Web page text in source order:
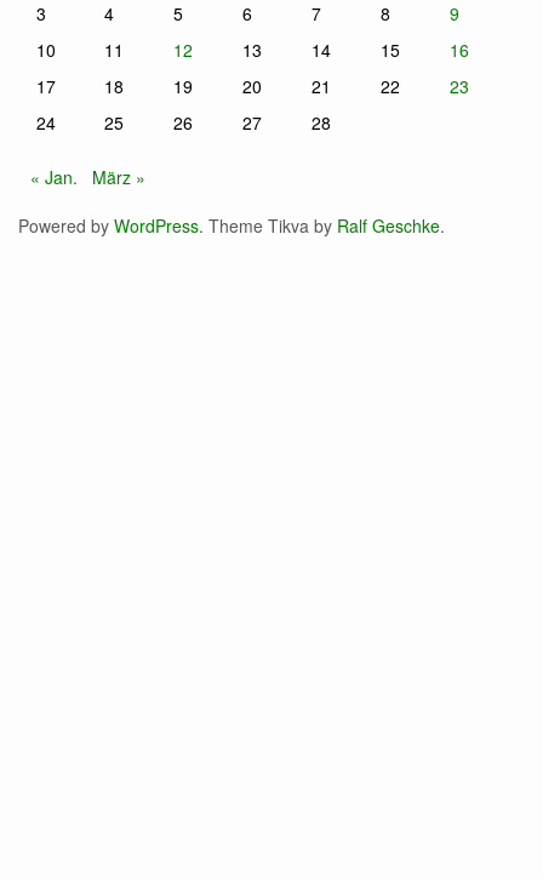
3
4 5 6 7 8
9
10
11 12 13 14 15
16
17
18 19 20 21 22
23
24
25 26 27 28
« Jan.
März »
Powered by WordPress. Theme Tikva by Ralf Geschke.